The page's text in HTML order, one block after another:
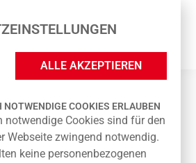
NOTWENDIGE COOKIES ERLAUBEN
notwendige Cookies sind für den
Webseite zwingend notwendig.
keine personenbezogenen
ALLE AKZEPTIEREN